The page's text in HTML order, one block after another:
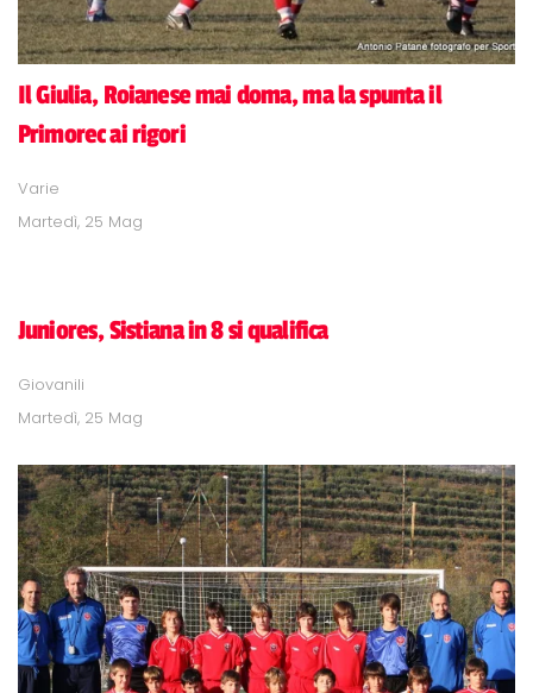
Il Giulia, Roianese mai doma, ma la spunta il
Primorec ai rigori
Varie
Martedì, 25 Mag
Juniores, Sistiana in 8 si qualifica
Giovanili
Martedì, 25 Mag